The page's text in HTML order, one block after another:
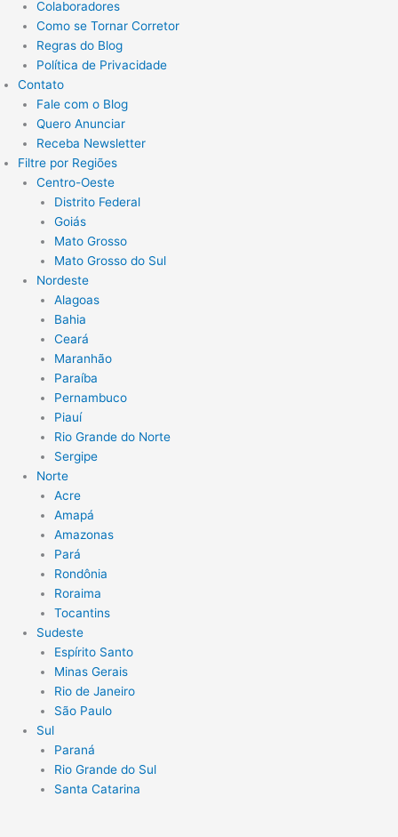
Colaboradores
Como se Tornar Corretor
Regras do Blog
Política de Privacidade
Contato
Fale com o Blog
Quero Anunciar
Receba Newsletter
Filtre por Regiões
Centro-Oeste
Distrito Federal
Goiás
Mato Grosso
Mato Grosso do Sul
Nordeste
Alagoas
Bahia
Ceará
Maranhão
Paraíba
Pernambuco
Piauí
Rio Grande do Norte
Sergipe
Norte
Acre
Amapá
Amazonas
Pará
Rondônia
Roraima
Tocantins
Sudeste
Espírito Santo
Minas Gerais
Rio de Janeiro
São Paulo
Sul
Paraná
Rio Grande do Sul
Santa Catarina